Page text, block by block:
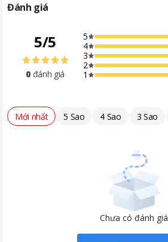
Đánh giá
5/5
0 đánh giá
5
4
3
2
1
Mới nhất 5 Sao 4 Sao 3 Sao
Chưa có đánh giá